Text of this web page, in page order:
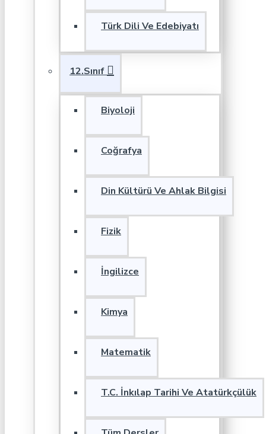
Türk Dili Ve Edebiyatı
12.Sınıf
Biyoloji
Coğrafya
Din Kültürü Ve Ahlak Bilgisi
Fizik
İngilizce
Kimya
Matematik
T.C. İnkılap Tarihi Ve Atatürkçülük